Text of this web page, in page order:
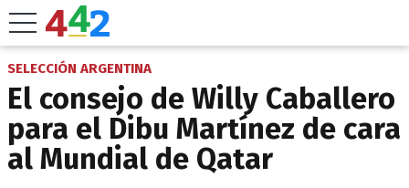
SELECCIÓN ARGENTINA
El consejo de Willy Caballero
para el Dibu Martínez de cara
al Mundial de Qatar